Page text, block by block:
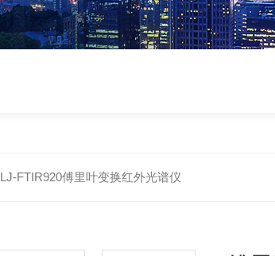
LJ-FTIR920傅里叶变换红外光谱仪